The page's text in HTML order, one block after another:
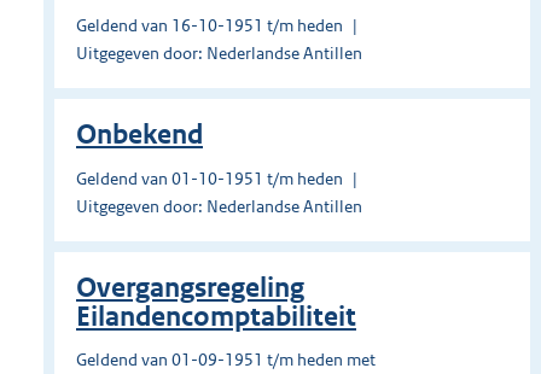
Geldend van 16-10-1951 t/m heden
Uitgegeven door: Nederlandse Antillen
Onbekend
Geldend van 01-10-1951 t/m heden
Uitgegeven door: Nederlandse Antillen
Overgangsregeling
Eilandencomptabiliteit
Geldend van 01-09-1951 t/m heden met